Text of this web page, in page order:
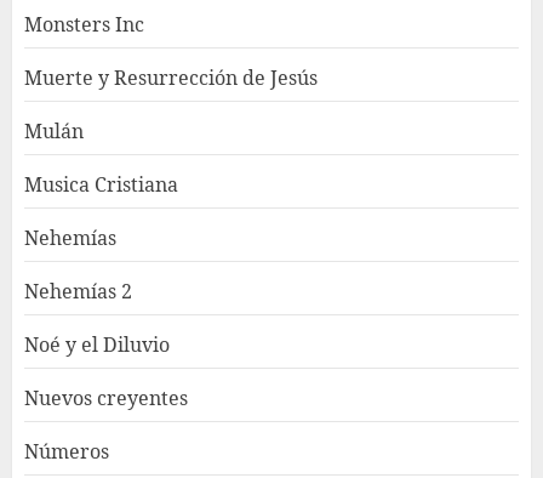
Monsters Inc
Muerte y Resurrección de Jesús
Mulán
Musica Cristiana
Nehemías
Nehemías 2
Noé y el Diluvio
Nuevos creyentes
Números